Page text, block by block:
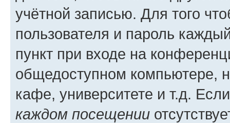
учётной записью. Для того
пользователя и пароль
пункт при входе на
общедоступном компьютере,
кафе, университете и т.д.
каждом посещении